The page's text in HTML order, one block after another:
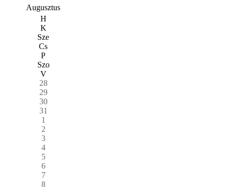
Augusztus
H
K
Sze
Cs
P
Szo
V
28
29
30
31
1
2
3
4
5
6
7
8